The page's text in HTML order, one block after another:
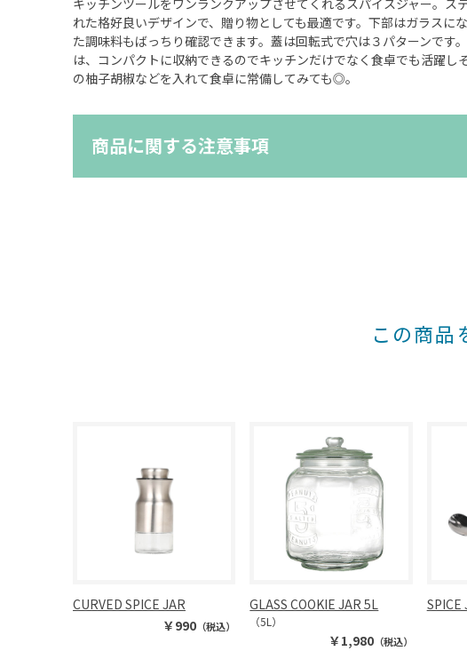
キッチンツールをワンランクアップさせてくれるスパイスジャー。ス
れた格好良いデザインで、贈り物としても最適です。下部はガラスに
た調味料もばっちり確認できます。蓋は回転式で穴は３パターンです
は、コンパクトに収納できるのでキッチンだけでなく食卓でも活躍し
の柚子胡椒などを入れて食卓に常備してみても◎。
商品に関する注意事項
この商品
CURVED SPICE JAR
￥990 （税込）
GLASS COOKIE JAR 5L
（5L）
￥1,980（税込）
SPICE